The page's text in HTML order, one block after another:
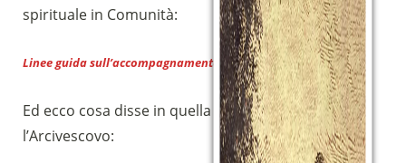
spirituale in Comunità:
Linee guida sull’accompagnamento spirituale Download
Ed ecco cosa disse in quella circostanza
l’Arcivescovo: